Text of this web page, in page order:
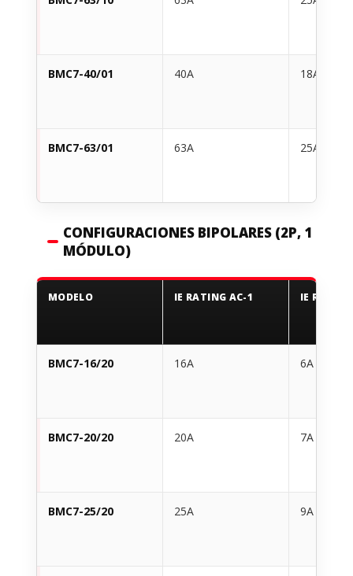
BMC7-40/01 40A 18A
BMC7-63/01 63A 25A
CONFIGURACIONES BIPOLARES (2P, 1
MÓDULO)
MODELO IE RATING AC-1 IE
BMC7-16/20 16A 6A
BMC7-20/20 20A 7A
BMC7-25/20 25A 9A